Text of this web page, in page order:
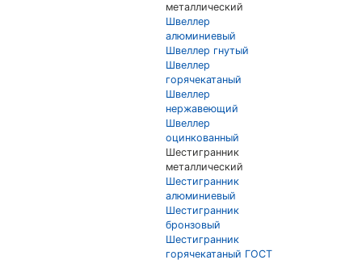
металлический
Швеллер
алюминиевый
Швеллер гнутый
Швеллер
горячекатаный
Швеллер
нержавеющий
Швеллер
оцинкованный
Шестигранник
металлический
Шестигранник
алюминиевый
Шестигранник
бронзовый
Шестигранник
горячекатаный ГОСТ